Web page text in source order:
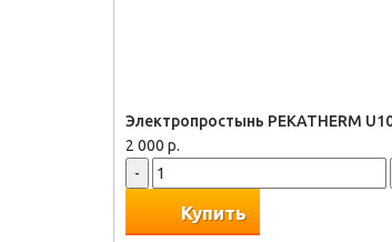
Электропростынь PEKATHERM
2 000 р.
-
Купить